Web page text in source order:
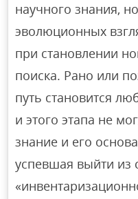
научного знания,
эволюционных
при становлении
поиска. Рано или
путь становится
и этого этапа не
знание и его
успевшая выйти из